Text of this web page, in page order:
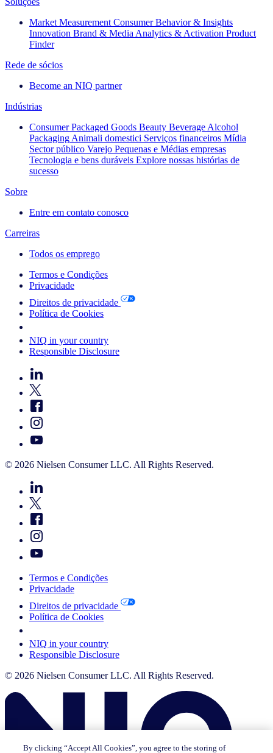
Market Measurement Consumer Behavior & Insights
Innovation Brand & Media Analytics & Activation Product
Finder
Rede de sócios
Become an NIQ partner
Indústrias
Consumer Packaged Goods Beauty Beverage Alcohol
Packaging Animali domestici Serviços financeiros Mídia
Sector público Varejo Pequenas e Médias empresas
Tecnologia e bens duráveis Explore nossas histórias de
sucesso
Sobre
Entre em contato conosco
Carreiras
Todos os emprego
Termos e Condições
Privacidade
Direitos de privacidade
Política de Cookies
NIQ in your country
Responsible Disclosure
© 2026 Nielsen Consumer LLC. All Rights Reserved.
Termos e Condições
Privacidade
Direitos de privacidade
Política de Cookies
NIQ in your country
Responsible Disclosure
© 2026 Nielsen Consumer LLC. All Rights Reserved.
By clicking “Accept All Cookies”, you agree to the storing of